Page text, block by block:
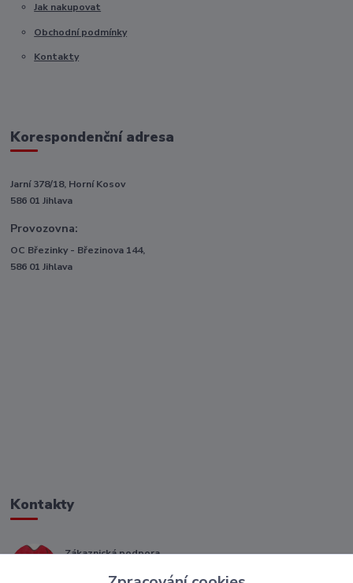
Jak nakupovat
Obchodní podmínky
Kontakty
Korespondenční adresa
Jarní 378/18, Horní Kosov
586 01 Jihlava
Provozovna:
OC Březinky - Březinova 144,
586 01 Jihlava
Kontakty
Zákaznická podpora